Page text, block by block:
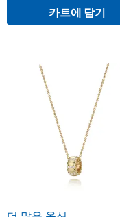
카트에 담기